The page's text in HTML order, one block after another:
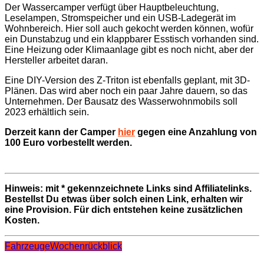
Der Wassercamper verfügt über Hauptbeleuchtung,
Leselampen, Stromspeicher und ein USB-Ladegerät im
Wohnbereich. Hier soll auch gekocht werden können, wofür
ein Dunstabzug und ein klappbarer Esstisch vorhanden sind.
Eine Heizung oder Klimaanlage gibt es noch nicht, aber der
Hersteller arbeitet daran.
Eine DIY-Version des Z-Triton ist ebenfalls geplant, mit 3D-
Plänen. Das wird aber noch ein paar Jahre dauern, so das
Unternehmen. Der Bausatz des Wasserwohnmobils soll
2023 erhältlich sein.
Derzeit kann der Camper hier gegen eine Anzahlung von
100 Euro vorbestellt werden.
Hinweis: mit * gekennzeichnete Links sind Affiliatelinks.
Bestellst Du etwas über solch einen Link, erhalten wir
eine Provision. Für dich entstehen keine zusätzlichen
Kosten.
FahrzeugeWochenrückblick